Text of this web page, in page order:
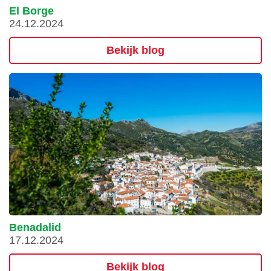
El Borge
24.12.2024
Bekijk blog
Benadalid
17.12.2024
Bekijk blog